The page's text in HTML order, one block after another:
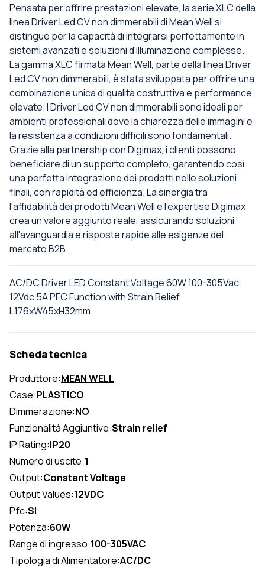
Pensata per offrire prestazioni elevate, la serie XLC della
linea Driver Led CV non dimmerabili di Mean Well si
distingue per la capacità di integrarsi perfettamente in
sistemi avanzati e soluzioni d'illuminazione complesse.
La gamma XLC firmata Mean Well, parte della linea Driver
Led CV non dimmerabili, è stata sviluppata per offrire una
combinazione unica di qualità costruttiva e performance
elevate. I Driver Led CV non dimmerabili sono ideali per
ambienti professionali dove la chiarezza delle immagini e
la resistenza a condizioni difficili sono fondamentali.
Grazie alla partnership con Digimax, i clienti possono
beneficiare di un supporto completo, garantendo così
una perfetta integrazione dei prodotti nelle soluzioni
finali, con rapidità ed efficienza. La sinergia tra
l'affidabilità dei prodotti Mean Well e l'expertise Digimax
crea un valore aggiunto reale, assicurando soluzioni
all'avanguardia e risposte rapide alle esigenze del
mercato B2B.
AC/DC Driver LED Constant Voltage 60W 100-305Vac
12Vdc 5A PFC Function with Strain Relief
L176xW45xH32mm
Scheda tecnica
Produttore:MEAN WELL
Case:PLASTICO
Dimmerazione:NO
Funzionalità Aggiuntive:Strain relief
IP Rating:IP20
Numero di uscite:1
Output:Constant Voltage
Output Values:12VDC
Pfc:SI
Potenza:60W
Range di ingresso:100-305VAC
Tipologia di Alimentatore:AC/DC